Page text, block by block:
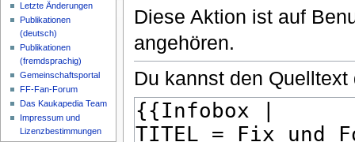
Diese Aktion ist auf
angehören.
Du kannst den
Letzte Änderungen
Publikationen
(deutsch)
Publikationen
(fremdsprachig)
Gemeinschaftsportal
FF-Fan-Forum
Das Kaukapedia Team
Impressum und
Lizenzbestimmungen